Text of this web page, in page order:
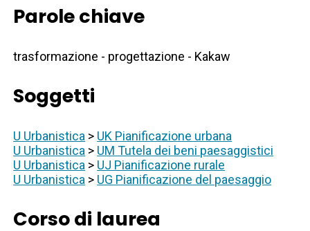
Parole chiave
trasformazione - progettazione - Kakaw
Soggetti
U Urbanistica > UK Pianificazione urbana
U Urbanistica > UM Tutela dei beni paesaggistici
U Urbanistica > UJ Pianificazione rurale
U Urbanistica > UG Pianificazione del paesaggio
Corso di laurea